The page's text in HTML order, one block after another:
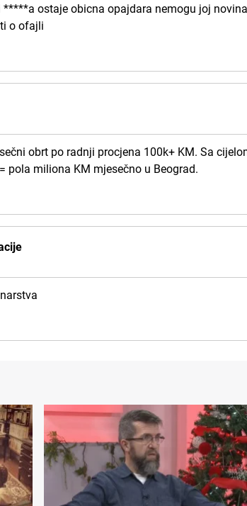
*****a ostaje obicna opajdara nemogu joj
o ofajli
obrt po radnji procjena 100k+ KM. Sa
pola miliona KM mjesečno u Beograd.